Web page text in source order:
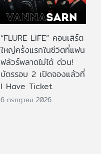
“FLURE LIFE” คอนเสิร์ต
ใหญ่ครั้งแรกในชีวิตที่แฟน
ฟลัวร์พลาดไม่ได้ ด่วน!
บัตรรอบ 2 เปิดจองแล้วที่
I Have Ticket
6 กรกฎาคม 2026